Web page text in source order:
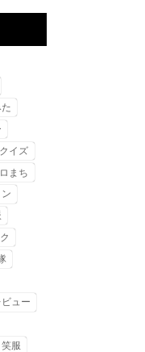
クイズ
まち
ュー
笑服